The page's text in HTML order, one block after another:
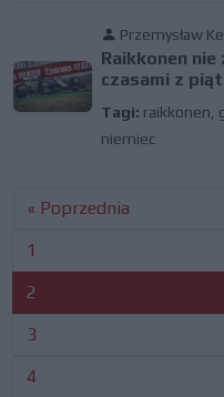
Przemysław
Raikkonen
czasami z
Tagi: raikkonen
niemiec
« Poprzednia
1
2
3
4